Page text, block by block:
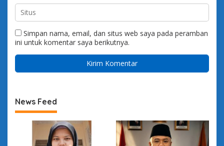
Simpan nama, email, dan situs web saya pada peramban
ini untuk komentar saya berikutnya.
News Feed